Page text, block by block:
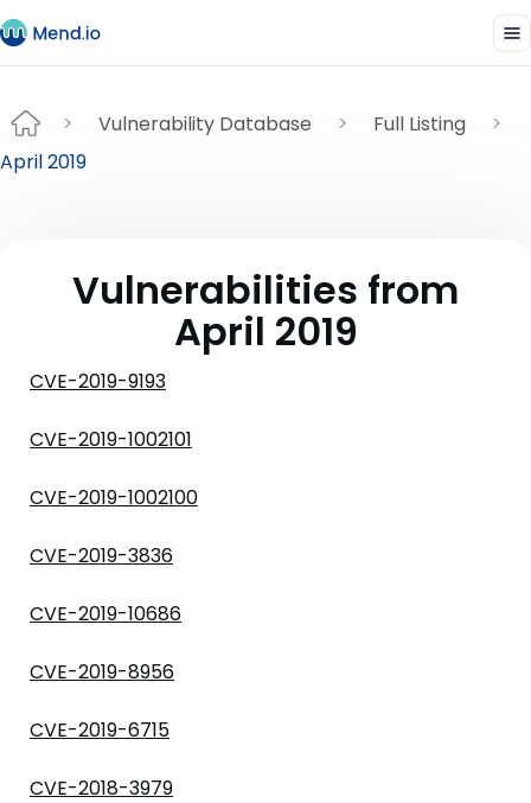
Vulnerability Database
Full Listing
April 2019
Vulnerabilities from
April 2019
CVE-2019-9193
CVE-2019-1002101
CVE-2019-1002100
CVE-2019-3836
CVE-2019-10686
CVE-2019-8956
CVE-2019-6715
CVE-2018-3979